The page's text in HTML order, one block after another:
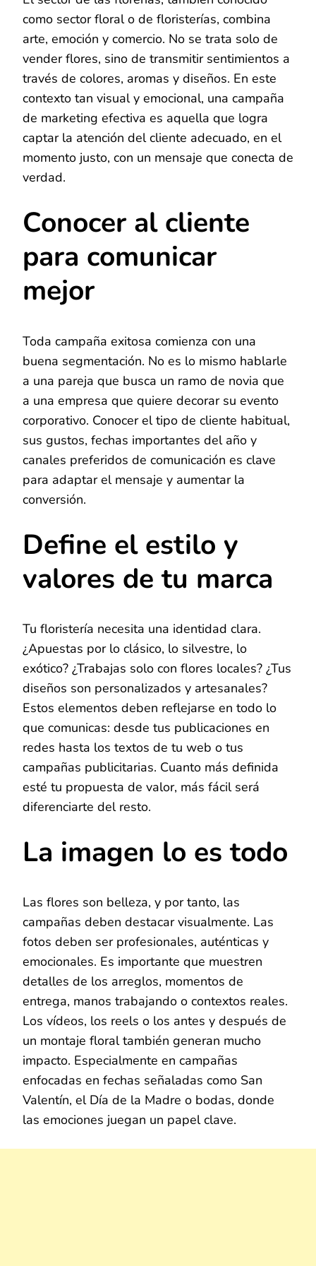
como sector floral o de floristerías, combina
arte, emoción y comercio. No se trata solo de
vender flores, sino de transmitir sentimientos a
través de colores, aromas y diseños. En este
contexto tan visual y emocional, una campaña
de marketing efectiva es aquella que logra
captar la atención del cliente adecuado, en el
momento justo, con un mensaje que conecta de
verdad.
Conocer al cliente
para comunicar
mejor
Toda campaña exitosa comienza con una
buena segmentación. No es lo mismo hablarle
a una pareja que busca un ramo de novia que
a una empresa que quiere decorar su evento
corporativo. Conocer el tipo de cliente habitual,
sus gustos, fechas importantes del año y
canales preferidos de comunicación es clave
para adaptar el mensaje y aumentar la
conversión.
Define el estilo y
valores de tu marca
Tu floristería necesita una identidad clara.
¿Apuestas por lo clásico, lo silvestre, lo
exótico? ¿Trabajas solo con flores locales? ¿Tus
diseños son personalizados y artesanales?
Estos elementos deben reflejarse en todo lo
que comunicas: desde tus publicaciones en
redes hasta los textos de tu web o tus
campañas publicitarias. Cuanto más definida
esté tu propuesta de valor, más fácil será
diferenciarte del resto.
La imagen lo es todo
Las flores son belleza, y por tanto, las
campañas deben destacar visualmente. Las
fotos deben ser profesionales, auténticas y
emocionales. Es importante que muestren
detalles de los arreglos, momentos de
entrega, manos trabajando o contextos reales.
Los vídeos, los reels o los antes y después de
un montaje floral también generan mucho
impacto. Especialmente en campañas
enfocadas en fechas señaladas como San
Valentín, el Día de la Madre o bodas, donde
las emociones juegan un papel clave.